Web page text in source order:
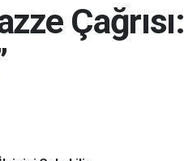
Çağrısı: